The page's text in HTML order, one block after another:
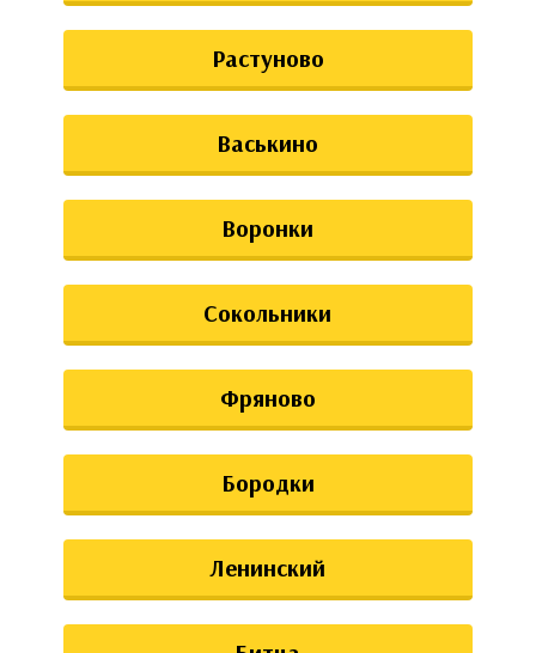
Растуново
Васькино
Воронки
Сокольники
Фряново
Бородки
Ленинский